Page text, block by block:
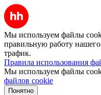
Мы используем файлы
правильную работу нашего
трафик.
Правила использования
Мы используем файлы
файлов cookie
Понятно